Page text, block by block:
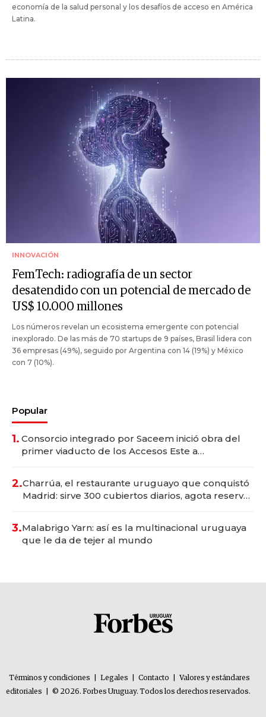
economía de la salud personal y los desafíos de acceso en América
Latina.
INNOVACIÓN
FemTech: radiografía de un sector
desatendido con un potencial de mercado de
US$ 10.000 millones
Los números revelan un ecosistema emergente con potencial
inexplorado. De las más de 70 startups de 9 países, Brasil lidera con
36 empresas (49%), seguido por Argentina con 14 (19%) y México
con 7 (10%).
Popular
1. Consorcio integrado por Saceem inició obra del
primer viaducto de los Accesos Este a
2.Charrúa, el restaurante uruguayo que conquistó
Madrid: sirve 300 cubiertos diarios, agota reservas
3.Malabrigo Yarn: así es la multinacional uruguaya
que le da de tejer al mundo
Términos y condiciones Legales Contacto
Valores y estándares
editoriales
© 2026. Forbes Uruguay. Todos los derechos reservados.